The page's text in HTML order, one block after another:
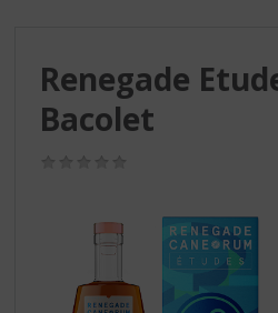
Renegade
Bacolet